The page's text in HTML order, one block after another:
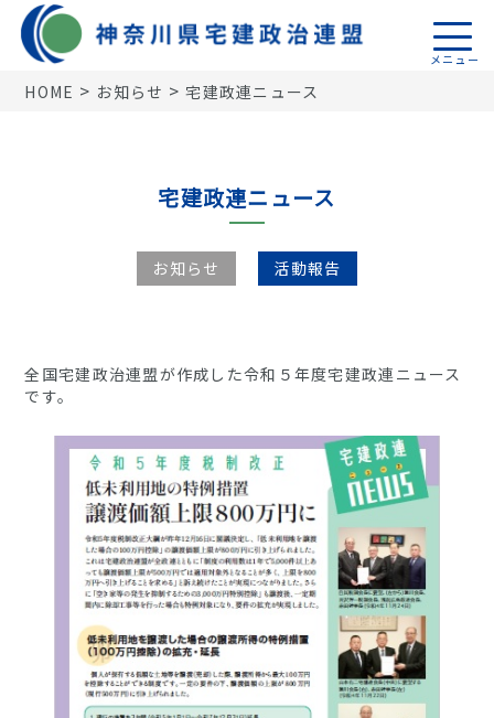
神奈川県宅建政治連盟
HOME > お知らせ >宅建政連ニュース
宅建政連ニュース
お知らせ 活動報告
全国宅建政治連盟が作成した令和５年度宅建政連ニュース
です。